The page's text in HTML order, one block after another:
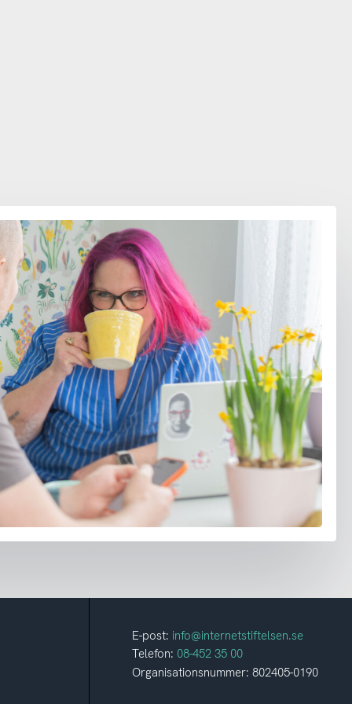
E-post: info@internetstiftelsen.se
Telefon: 08-452 35 00
Organisationsnummer: 802405-0190